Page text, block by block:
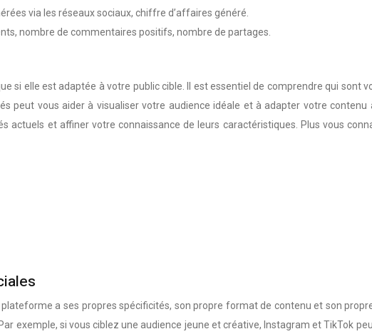
via les réseaux sociaux, chiffre d’affaires généré.
nombre de commentaires positifs, nombre de partages.
si elle est adaptée à votre public cible. Il est essentiel de comprendre qui sont
peut vous aider à visualiser votre audience idéale et à adapter votre
actuels et affiner votre connaissance de leurs caractéristiques. Plus vous
a ses propres spécificités, son propre format de contenu et son
exemple, si vous ciblez une audience jeune et créative, Instagram et TikTok